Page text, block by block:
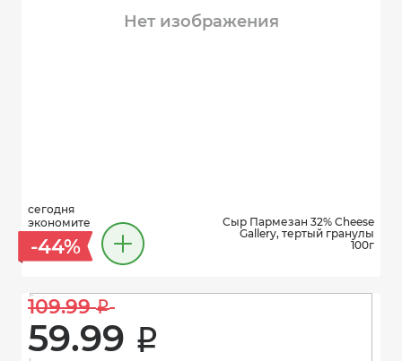
Нет изображения
сегодня
экономите
-44%
Сыр Пармезан 32% Cheese
Gallery, тертый гранулы
100г
109.99 i
59.99 i